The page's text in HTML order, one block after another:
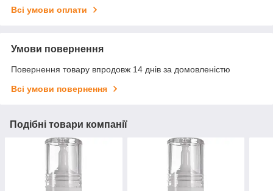
Всі умови оплати
Умови повернення
Повернення товару впродовж 14 днів за домовленістю
Всі умови повернення
Подібні товари компанії